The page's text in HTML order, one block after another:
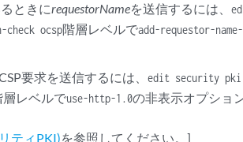
ときにrequestorNameを送信するには、
ocsp階層レベルでadd-requestor-
要求を送信するには、 edit security
層レベルでuse-http-1.0の非表示オプショ
ティPKI)を参照してください。]